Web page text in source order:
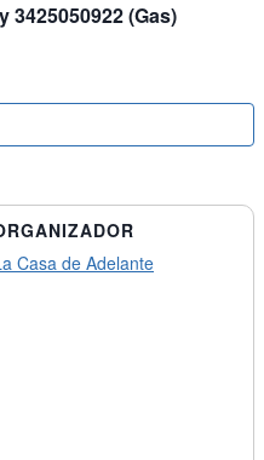
3425050922 (Gas)
Casa de Adelante